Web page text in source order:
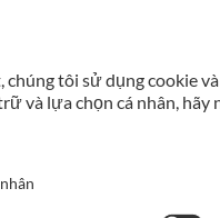
H13 và H11 trên
và tuổi thọ công
năng chống mài
hiệu quả chi phí